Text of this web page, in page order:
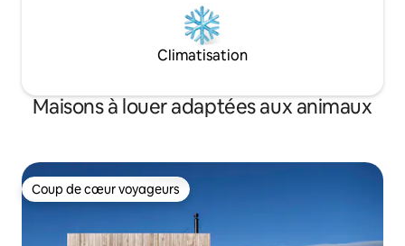
Climatisation
Maisons à louer adaptées aux animaux
Coup de cœur voyageurs
Coup de cœur voyageurs